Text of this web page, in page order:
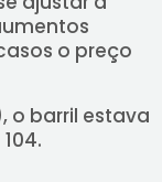
o preço
o barril estava